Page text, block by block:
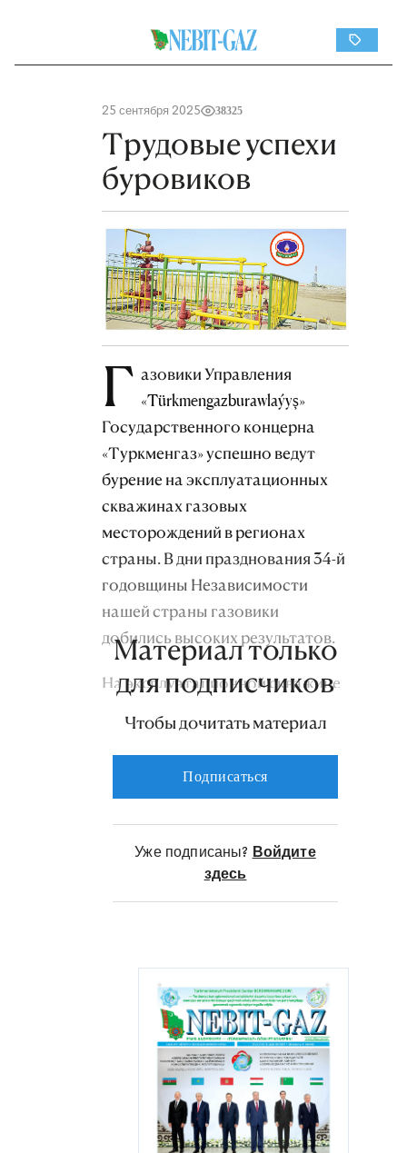
25 сентября 2025 38325
Трудовые успехи
буровиков
Г азовики Управления
«Türkmengazburawlaýyş»
Государственного концерна
«Туркменгаз» успешно ведут
бурение на эксплуатационных
скважинах газовых
месторождений в регионах
страны. В дни празднования 34-й
годовщины Независимости
нашей страны газовики
добились высоких результатов.
На эксплуатационной скважине
месторождения Атабай
газопромыслового комплекса
значимый приток природного
Материал только
для подписчиков
Чтобы дочитать материал
Подписаться
Уже подписаны? Войдите
здесь